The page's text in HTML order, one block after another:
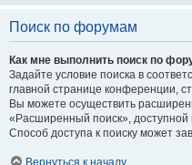
Поиск по форумам
Как мне выполнить поиск по
Задайте условие поиска в
главной странице конференции,
Вы можете осуществить
«Расширенный поиск»,
Способ доступа к поиску может
Вернуться к началу